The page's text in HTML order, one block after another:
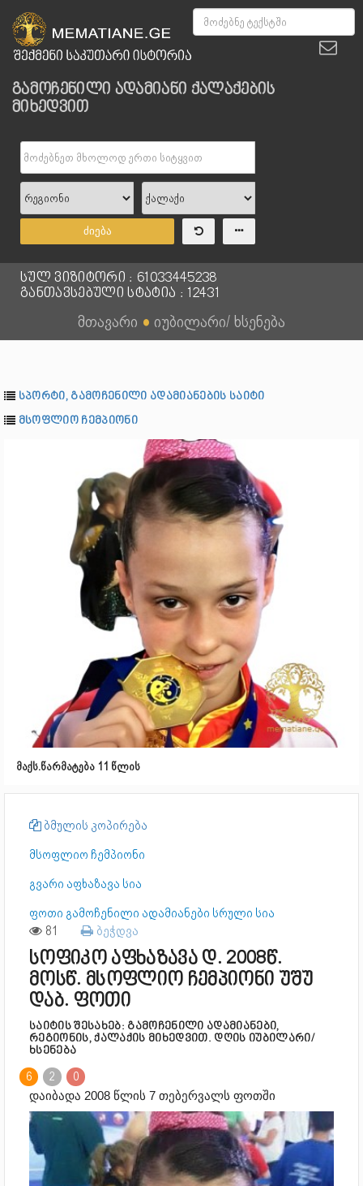
გამოჩენილი ადამიანი ქალაქების
მიხედვით
ძიება
სულ ვიზიტორი : 61033445238
განთავსებული სტატია : 12431
მთავარი ● იუბილარი/ ხსენება
სპორტი, გამოჩენილი ადამიანების საიტი
მსოფლიო ჩემპიონი
მაქს.წარმატება 11 წლის
ბმულის კოპირება
მსოფლიო ჩემპიონი
გვარი აფხაზავა სია
ფოთი გამოჩენილი ადამიანები სრული სია
81 ბეჭდვა
სოფიკო აფხაზავა დ. 2008წ.
მოსწ. მსოფლიო ჩემპიონი უშუ
დაბ. ფოთი
საიტის შესახებ: გამოჩენილი ადამიანები,
რეგიონის, ქალაქის მიხედვით. დღის იუბილარი/
ხსენება
6 2 0
დაიბადა 2008 წლის 7 თებერვალს ფოთში